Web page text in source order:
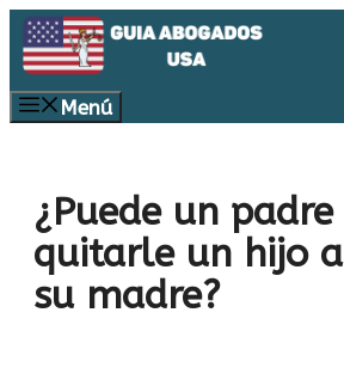
Saltar
al
contenido
Menú
¿Puede un padre
quitarle un hijo a
su madre?